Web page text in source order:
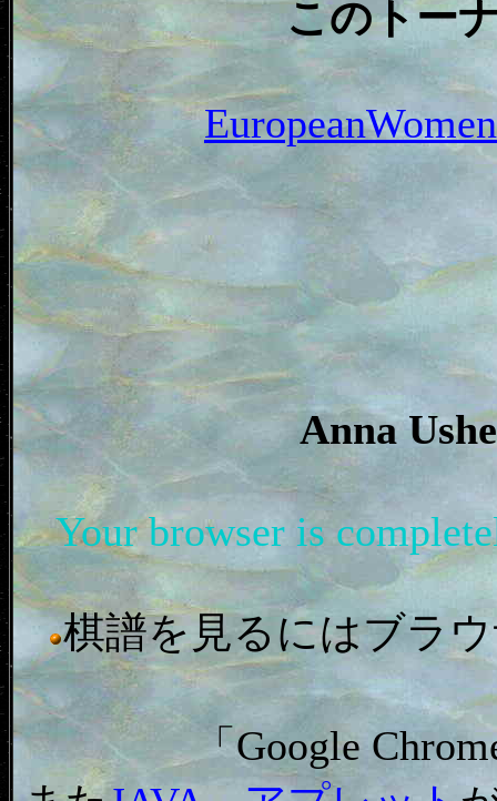
このトー
Anna
Your browser is
棋譜を見るにはブラ
「Google